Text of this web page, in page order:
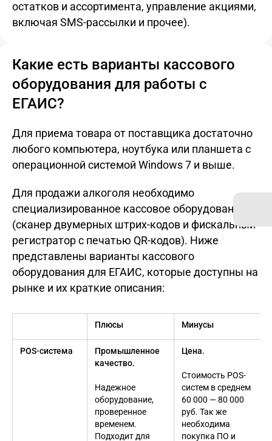
остатков и ассортимента, управление акциями,
включая SMS-рассылки и прочее).
Какие есть варианты кассового
оборудования для работы с
ЕГАИС?
Для приема товара от поставщика достаточно
любого компьютера, ноутбука или планшета с
операционной системой Windows 7 и выше.
Для продажи алкоголя необходимо
специализированное кассовое оборудование
(сканер двумерных штрих-кодов и фискальный
регистратор с печатью QR-кодов). Ниже
представлены варианты кассового
оборудования для ЕГАИС, которые доступны на
рынке и их краткие описания:
Плюсы Минусы
POS-система
Промышленное
качество.
Надежное
оборудование,
проверенное
временем.
Подходит для
Цена.
Стоимость POS-
систем в среднем
60 000 — 80 000
руб. Так же
необходима
покупка ПО и